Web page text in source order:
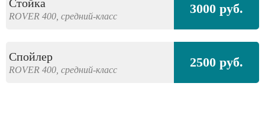
Стойка
ROVER 400, средний-класс 3000 руб.
Спойлер
ROVER 400, средний-класс 2500 руб.